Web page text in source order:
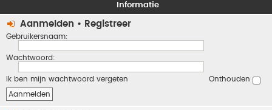
Informatie
Aanmelden • Registreer
Gebruikersnaam:
Wachtwoord:
Ik ben mijn wachtwoord vergeten Onthouden